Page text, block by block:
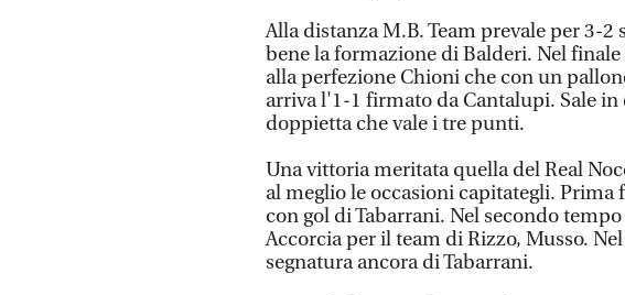
Alla distanza M.B. Team prevale per 3-
bene la formazione di Balderi. Nel
alla perfezione Chioni che con un
arriva l'1-1 firmato da Cantalupi. Sale
doppietta che vale i tre punti.
Una vittoria meritata quella del Real
al meglio le occasioni capitategli.
con gol di Tabarrani. Nel secondo
Accorcia per il team di Rizzo, Musso.
segnatura ancora di Tabarrani.